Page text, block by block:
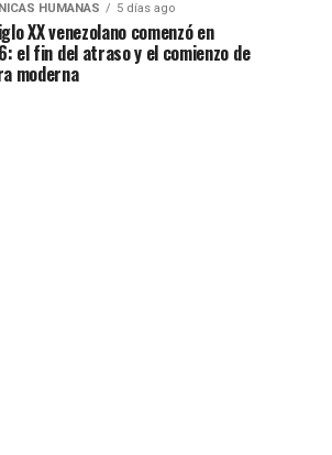
HUMANAS 5 días ago
XX venezolano comenzó en
el fin del atraso y el comienzo de
moderna